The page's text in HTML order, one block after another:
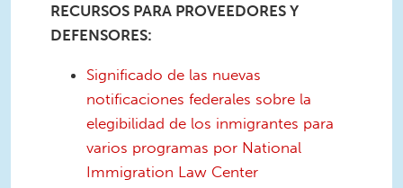
RECURSOS PARA PROVEEDORES Y
DEFENSORES:
Significado de las nuevas
notificaciones federales sobre la
elegibilidad de los inmigrantes para
varios programas por National
Immigration Law Center